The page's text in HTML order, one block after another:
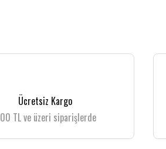
Ücretsiz Kargo
TL ve üzeri siparişlerde